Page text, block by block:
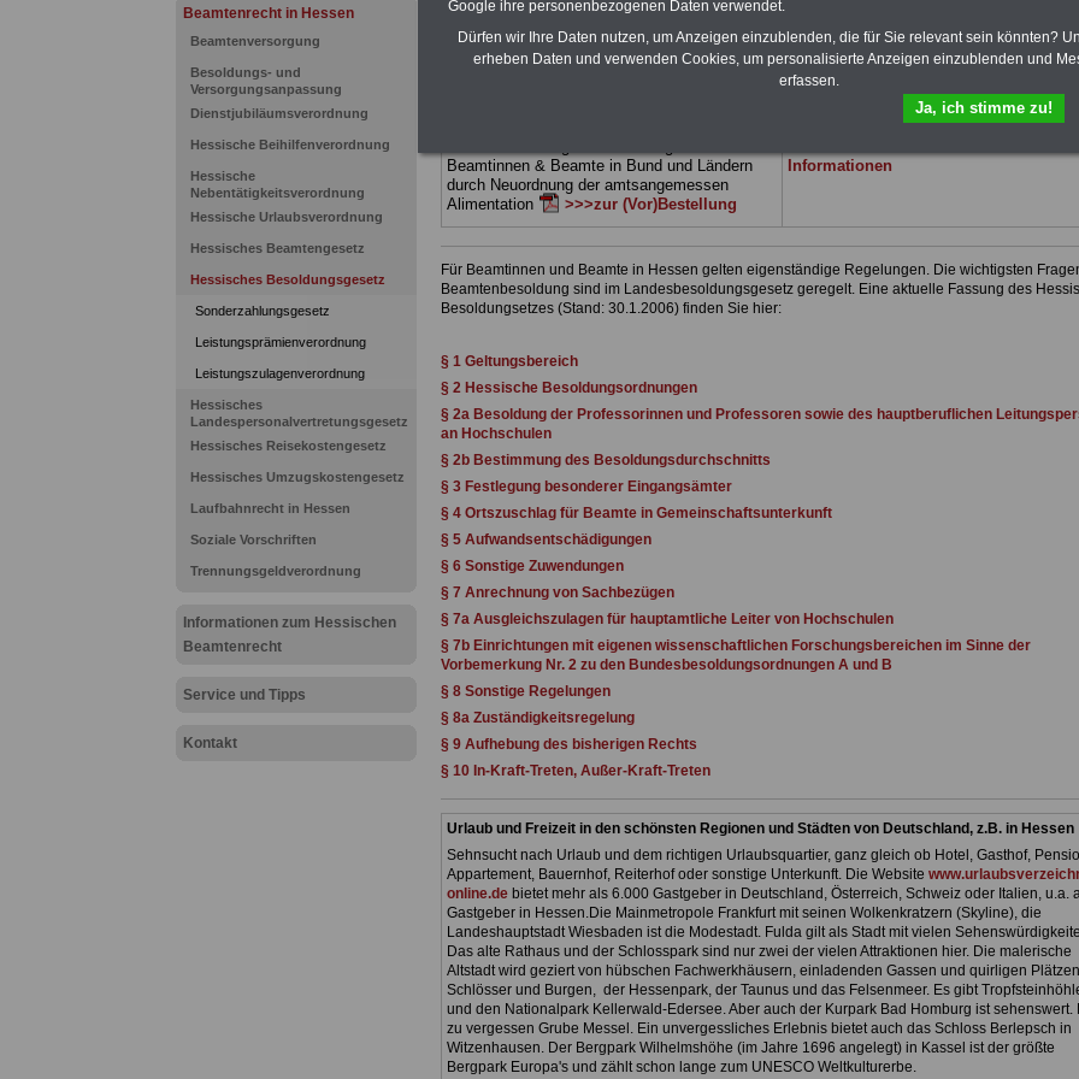
Beamtenrecht in Hessen
Beamtenversorgung
Besoldungs- und
Versorgungsanpassung
Dienstjubiläumsverordnung
Hessische Beihilfenverordnung
Hessische
Nebentätigkeitsverordnung
Hessische Urlaubsverordnung
Hessisches Beamtengesetz
Hessisches Besoldungsgesetz
Sonderzahlungsgesetz
Leistungsprämienverordnung
Leistungszulagenverordnung
Hessisches
Landespersonalvertretungsgesetz
Hessisches Reisekostengesetz
Hessisches Umzugskostengesetz
Laufbahnrecht in Hessen
Soziale Vorschriften
Trennungsgeldverordnung
Informationen zum Hessischen
Beamtenrecht
Service und Tipps
Kontakt
Ländern. Alle drei Ratgeber sind übersichtlich
Sachverhalte verständlich (auch für
Mitarbeiterinnen und Mitarbeiterdes Landes
Beamtinnen & Beamte in Bund und Ländern
durch Neuordnung der amtsangemessen
Alimentation
>>>zur (Vor)Bestellung
behandeln Beamtenrecht, Besoldung,
Beamtenversorgung, Rund ums Geld,
Nebentätigkeitsrecht, Frauen im öffentl.
und Berufseinstieg im öffentlichen Dienst.
Man kann die eBooks herunterladen,
Informationen
Für Beamtinnen und Beamte in Hessen gelten eigenständige Regelungen. Die wichtigsten
Beamtenbesoldung sind im Landesbesoldungsgesetz geregelt. Eine aktuelle Fassung des
Besoldungsetzes (Stand: 30.1.2006) finden Sie hier:
§ 1 Geltungsbereich
§ 2 Hessische Besoldungsordnungen
§ 2a Besoldung der Professorinnen und Professoren sowie des hauptberuflichen
an Hochschulen
§ 2b Bestimmung des Besoldungsdurchschnitts
§ 3 Festlegung besonderer Eingangsämter
§ 4 Ortszuschlag für Beamte in Gemeinschaftsunterkunft
§ 5 Aufwandsentschädigungen
§ 6 Sonstige Zuwendungen
§ 7 Anrechnung von Sachbezügen
§ 7a Ausgleichszulagen für hauptamtliche Leiter von Hochschulen
§ 7b Einrichtungen mit eigenen wissenschaftlichen Forschungsbereichen im Sinne der
Vorbemerkung Nr. 2 zu den Bundesbesoldungsordnungen A und B
§ 8 Sonstige Regelungen
§ 8a Zuständigkeitsregelung
§ 9 Aufhebung des bisherigen Rechts
§ 10 In-Kraft-Treten, Außer-Kraft-Treten
Urlaub und Freizeit in den schönsten Regionen und Städten von Deutschland, z.B. in Hessen
Sehnsucht nach Urlaub und dem richtigen Urlaubsquartier, ganz gleich ob Hotel, Gasthof,
Appartement, Bauernhof, Reiterhof oder sonstige Unterkunft. Die Website
online.debietet mehr als 6.000 Gastgeber in Deutschland, Österreich, Schweiz oder Italien, u.a.
Gastgeber in Hessen.Die Mainmetropole Frankfurt mit seinen Wolkenkratzern (Skyline), die
Landeshauptstadt Wiesbaden ist die Modestadt. Fulda gilt als Stadt mit vielen
Das alte Rathaus und der Schlosspark sind nur zwei der vielen Attraktionen hier. Die malerische
Altstadt wird geziert von hübschen Fachwerkhäusern, einladenden Gassen und quirligen
Schlösser und Burgen, der Hessenpark, der Taunus und das Felsenmeer. Es gibt
und den Nationalpark Kellerwald-Edersee. Aber auch der Kurpark Bad Homburg ist sehenswert.
zu vergessen Grube Messel. Ein unvergessliches Erlebnis bietet auch das Schloss Berlepsch in
Witzenhausen. Der Bergpark Wilhelmshöhe (im Jahre 1696 angelegt) in Kassel ist der größte
Bergpark Europa's und zählt schon lange zum UNESCO Weltkulturerbe.
Google ihre personenbezogenen Daten verwendet.
Dürfen wir Ihre Daten nutzen, um Anzeigen einzublenden, die für Sie relevant sein könnten?
erheben Daten und verwenden Cookies, um personalisierte Anzeigen einzublenden und
erfassen.
Ja, ich stimme zu!